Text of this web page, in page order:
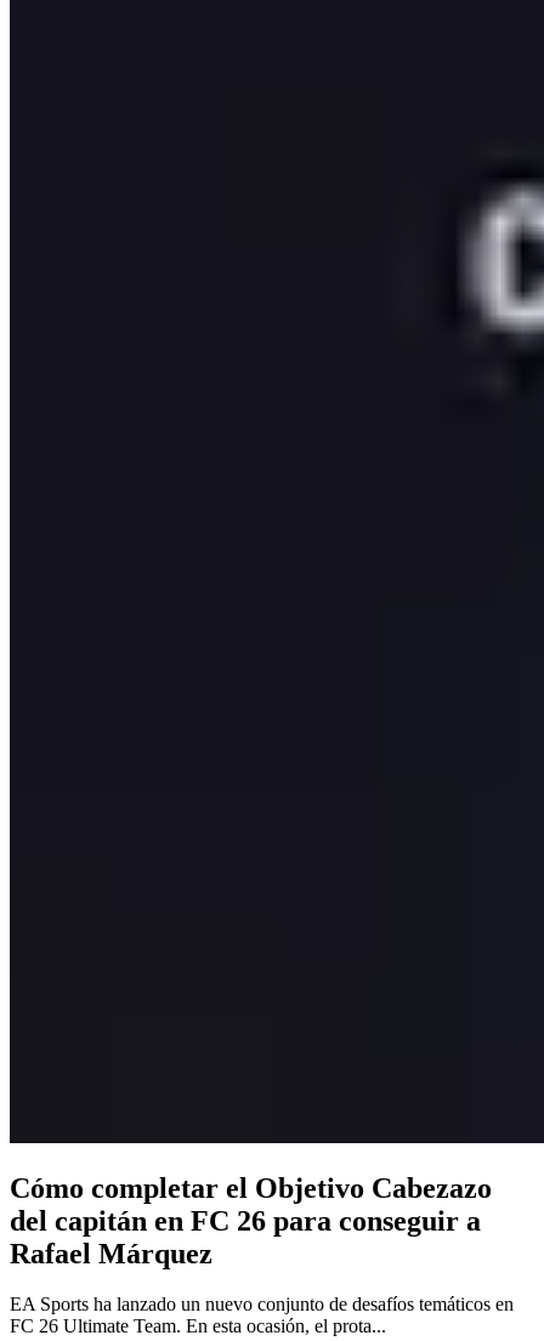
Cómo completar el Objetivo Cabezazo
del capitán en FC 26 para conseguir a
Rafael Márquez
EA Sports ha lanzado un nuevo conjunto de desafíos temáticos en
FC 26 Ultimate Team. En esta ocasión, el prota...